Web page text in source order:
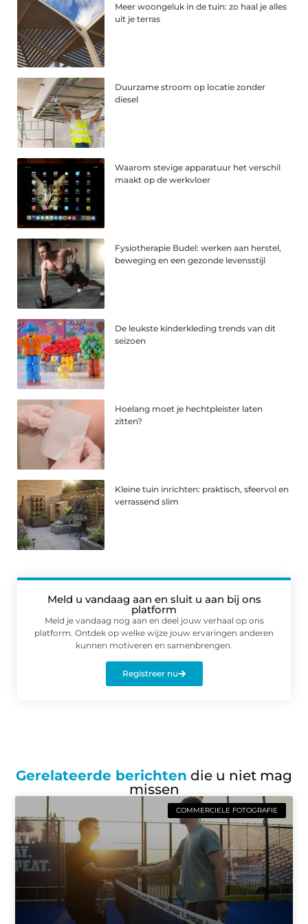
Meer woongeluk in de tuin: zo haal je alles
uit je terras
Duurzame stroom op locatie zonder
diesel
Waarom stevige apparatuur het verschil
maakt op de werkvloer
Fysiotherapie Budel: werken aan herstel,
beweging en een gezonde levensstijl
De leukste kinderkleding trends van dit
seizoen
Hoelang moet je hechtpleister laten
zitten?
Kleine tuin inrichten: praktisch, sfeervol en
verrassend slim
Meld u vandaag aan en sluit u aan bij ons
platform
Meld je vandaag nog aan en deel jouw verhaal op ons
platform. Ontdek op welke wijze jouw ervaringen anderen
kunnen motiveren en samenbrengen.
Registreer nu
Gerelateerde berichten die u niet mag
missen
COMMERCIELE FOTOGRAFIE